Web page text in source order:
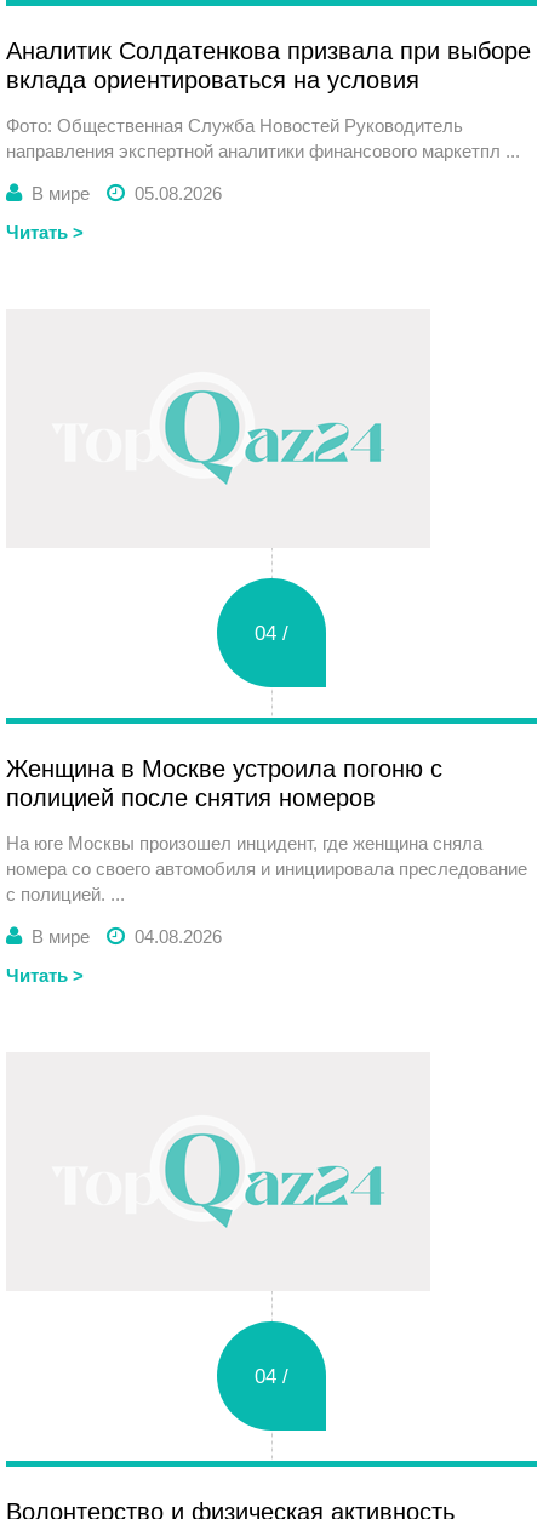
Аналитик Солдатенкова призвала при выборе
вклада ориентироваться на условия
Фото: Общественная Служба Новостей Руководитель
направления экспертной аналитики финансового маркетпл ...
В мире
05.08.2026
Читать >
04 /
Женщина в Москве устроила погоню с
полицией после снятия номеров
На юге Москвы произошел инцидент, где женщина сняла
номера со своего автомобиля и инициировала преследование
с полицией. ...
В мире
04.08.2026
Читать >
04 /
Волонтерство и физическая активность